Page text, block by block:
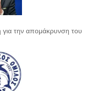
για την απομάκρυνση του